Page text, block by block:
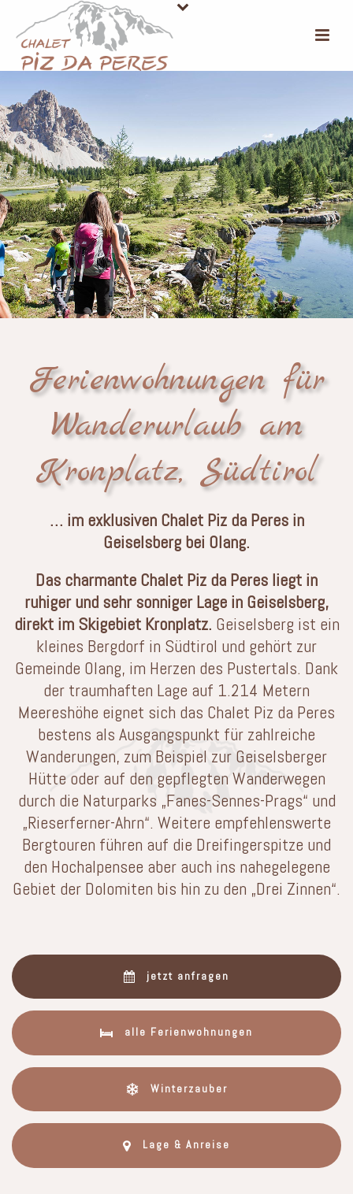
Ferienwohnungen für
Wanderurlaub am
Kronplatz, Südtirol
… im exklusiven Chalet Piz da Peres in
Geiselsberg bei Olang.
Das charmante Chalet Piz da Peres liegt in
ruhiger und sehr sonniger Lage in Geiselsberg,
direkt im Skigebiet Kronplatz. Geiselsberg ist ein
kleines Bergdorf in Südtirol und gehört zur
Gemeinde Olang, im Herzen des Pustertals. Dank
der traumhaften Lage auf 1.214 Metern
Meereshöhe eignet sich das Chalet Piz da Peres
bestens als Ausgangspunkt für zahlreiche
Wanderungen, zum Beispiel zur Geiselsberger
Hütte oder auf den gepflegten Wanderwegen
durch die Naturparks „Fanes-Sennes-Prags“ und
„Rieserferner-Ahrn“. Weitere empfehlenswerte
Bergtouren führen auf die Dreifingerspitze und
den Hochalpensee aber auch ins nahegelegene
Gebiet der Dolomiten bis hin zu den „Drei Zinnen“.
jetzt anfragen
alle Ferienwohnungen
Winterzauber
Lage & Anreise